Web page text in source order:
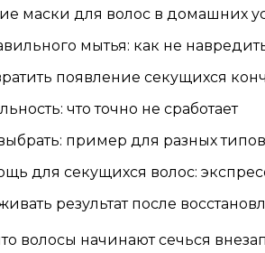
маски для волос в домашних
мытья: как не
появление секущихся
что точно не сработает
пример для разных
для секущихся волос:
результат после
волосы начинают сечься